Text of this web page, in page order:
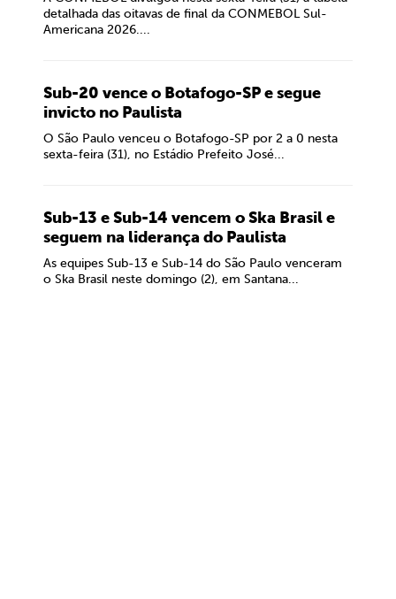
detalhada das oitavas de final da CONMEBOL Sul-
Americana 2026....
Sub-20 vence o Botafogo-SP e segue
invicto no Paulista
O São Paulo venceu o Botafogo-SP por 2 a 0 nesta
sexta-feira (31), no Estádio Prefeito José...
Sub-13 e Sub-14 vencem o Ska Brasil e
seguem na liderança do Paulista
As equipes Sub-13 e Sub-14 do São Paulo venceram
o Ska Brasil neste domingo (2), em Santana...